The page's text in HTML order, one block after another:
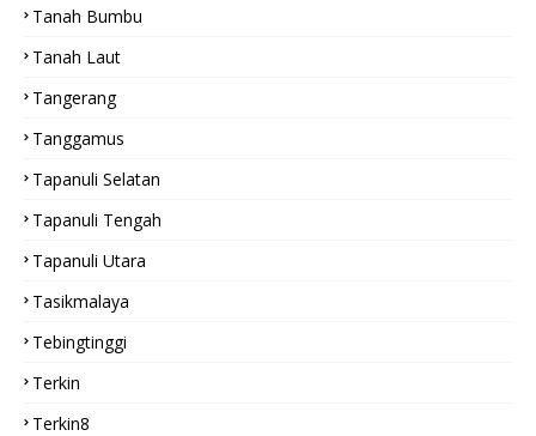
Tanah Bumbu
Tanah Laut
Tangerang
Tanggamus
Tapanuli Selatan
Tapanuli Tengah
Tapanuli Utara
Tasikmalaya
Tebingtinggi
Terkin
Terkin8